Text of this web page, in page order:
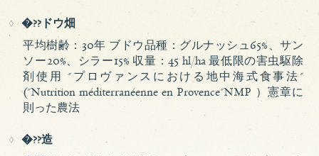
�??ドウ畑
平均樹齢：30年 ブドウ品種：グルナッシュ65%、サン
ソー20%、シラー15% 収量：45 hl/ha 最低限の害虫駆除
剤使用 "プロヴァンスにおける地中海式食事法"
("Nutrition méditerranéenne en Provence"NMP ）憲章に
則った農法
�??造